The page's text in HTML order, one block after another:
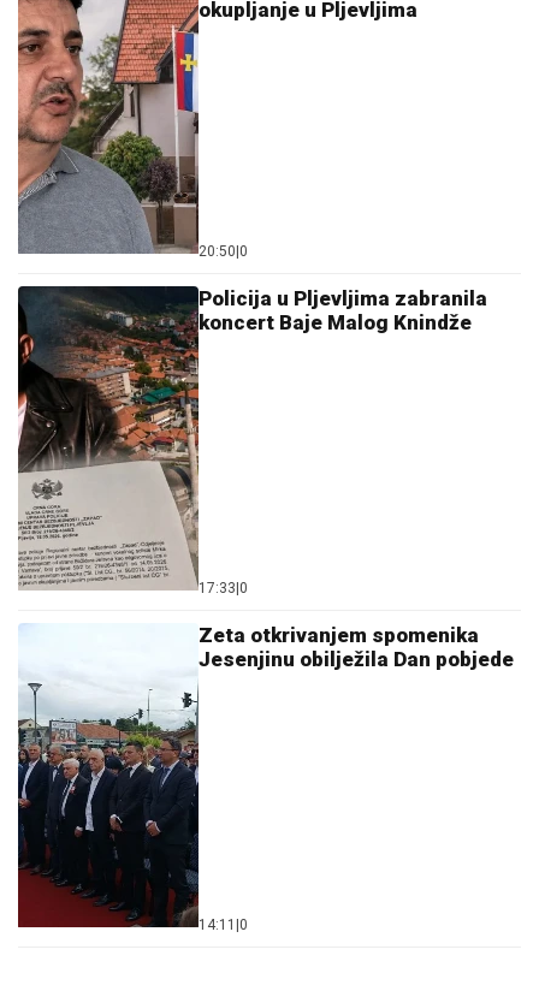
okupljanje u Pljevljima
20:50|0
Policija u Pljevljima zabranila
koncert Baje Malog Knindže
17:33|0
Zeta otkrivanjem spomenika
Jesenjinu obilježila Dan pobjede
14:11 |0